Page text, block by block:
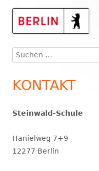
Haupt-
Suchen
nach:
KONTAKT
Steinwald-Schule
Hanielweg 7+9
12277 Berlin